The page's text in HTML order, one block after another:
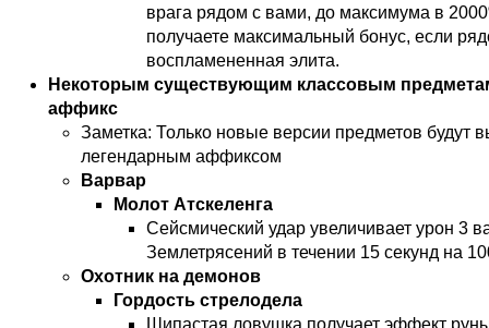
врага рядом с вами, до максимума в
получаете максимальный бонус, если
воспламененная элита.
Некоторым существующим классовым
аффикс
Заметка: Только новые версии предметов будут
легендарным аффиксом
Варвар
Молот Атскеленга
Сейсмический удар увеличивает урон 3
Землетрясений в течении 15 секунд на
Охотник на демонов
Гордость стрелодела